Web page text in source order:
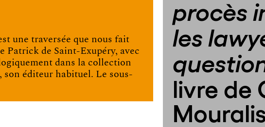
une traversée que nous fait
Patrick de Saint-Exupéry, avec
dans la collection
son éditeur habituel. Le sous-
procès
les
livre de